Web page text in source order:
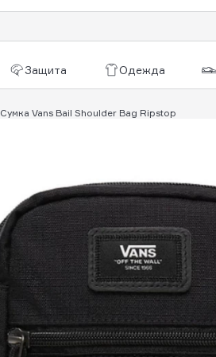
Защита Одежда
Сумка Vans Bail Shoulder Bag Ripstop